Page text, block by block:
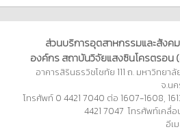
ส่วนบริการอุตสาหกรรมและสังค
องค์กร สถาบันวิจัยแสงซินโครตรอน
อาคารสิรินธรวิชโชทัย 111 ถ. มหาวิทยา
จ.น
โทรศัพท์ 0 4421 7040 ต่อ 1607-1608,
4421 7047 โทรศัพท์เคลื่
อีเ